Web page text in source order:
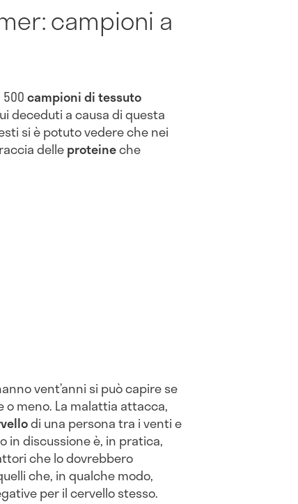
campioni a
campioni di tessuto
deceduti a causa di questa
si è potuto vedere che nei
delleproteineche
vent’anni si può capire se
meno. La malattia attacca,
di una persona tra i venti e
in discussione è, in pratica,
che lo dovrebbero
che, in qualche modo,
per il cervello stesso.